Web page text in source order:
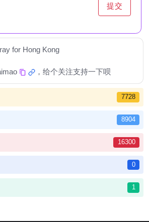
提交
for Hong Kong
，给个关注支持一下呗
7728
8904
16300
0
1